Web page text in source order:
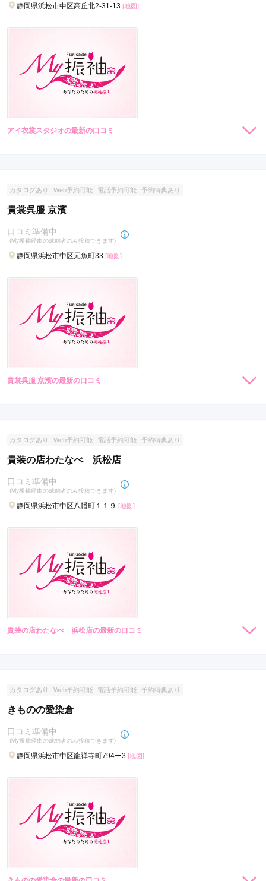
静岡県浜松市中区高丘北2-31-13 [地図]
アイ衣裳スタジオの最新の口コミ
カタログあり Web予約可能 電話予約可能 予約特典あり
貴裳呉服 京濱
口コミ準備中
(My振袖経由の成約者のみ投稿できます)
静岡県浜松市中区元魚町33 [地図]
貴裳呉服 京濱の最新の口コミ
カタログあり Web予約可能 電話予約可能 予約特典あり
貴装の店わたなべ 浜松店
口コミ準備中
(My振袖経由の成約者のみ投稿できます)
静岡県浜松市中区八幡町１１９ [地図]
貴装の店わたなべ 浜松店の最新の口コミ
カタログあり Web予約可能 電話予約可能 予約特典あり
きものの愛染倉
口コミ準備中
(My振袖経由の成約者のみ投稿できます)
静岡県浜松市中区龍禅寺町794ー3 [地図]